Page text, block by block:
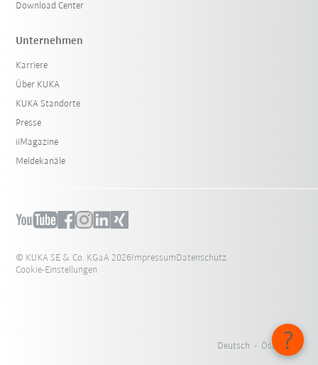
Download Center
Unternehmen
Karriere
Über KUKA
KUKA Standorte
Presse
iiMagazine
Meldekanäle
© KUKA SE & Co. KGaA 2026ImpressumDatenschutz
Cookie-Einstellungen
Deutsch - Österreich